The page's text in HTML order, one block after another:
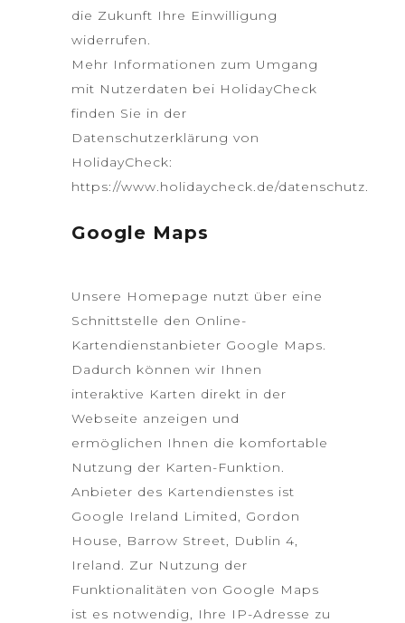
die Zukunft Ihre Einwilligung
widerrufen.
Mehr Informationen zum Umgang
mit Nutzerdaten bei HolidayCheck
finden Sie in der
Datenschutzerklärung von
HolidayCheck:
https://www.holidaycheck.de/datenschutz.
Google Maps
Unsere Homepage nutzt über eine
Schnittstelle den Online-
Kartendienstanbieter Google Maps.
Dadurch können wir Ihnen
interaktive Karten direkt in der
Webseite anzeigen und
ermöglichen Ihnen die komfortable
Nutzung der Karten-Funktion.
Anbieter des Kartendienstes ist
Google Ireland Limited, Gordon
House, Barrow Street, Dublin 4,
Ireland. Zur Nutzung der
Funktionalitäten von Google Maps
ist es notwendig, Ihre IP-Adresse zu